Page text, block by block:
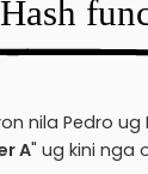
nila Pedro
A" ug kini nga